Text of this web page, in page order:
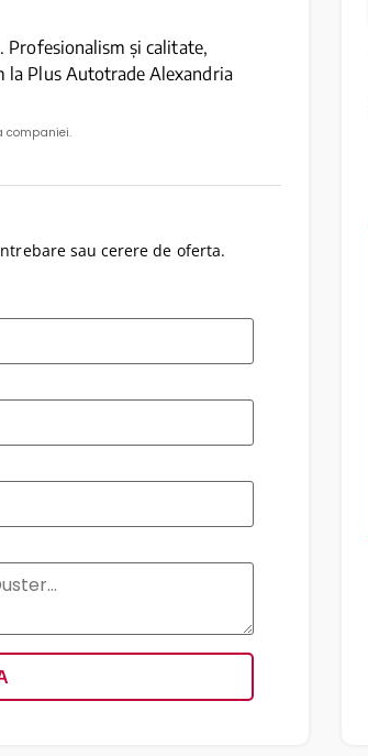
Profesionalism și calitate,
la Plus Autotrade Alexandria
companiei.
sau cerere de oferta.